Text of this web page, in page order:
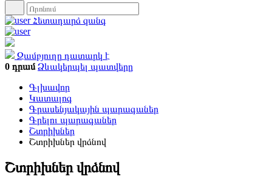
Հետադարձ զանգ
Զամբյուղը դատարկ է
0 դրամ Ձևակերպել պատվերը
Գլխավոր
Կատալոգ
Գրասենյակային պարագաներ
Գրելու պարագաներ
Շտրիխներ
Շտրիխներ վրձնով
Շտրիխներ վրձնով